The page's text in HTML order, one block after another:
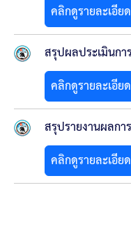
คลิกดูรายละเอีย
สรุปผลประเมินก
คลิกดูรายละเอีย
สรุปรายงานผลก
คลิกดูรายละเอีย